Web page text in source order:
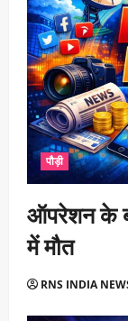
पौड़ी
ऑपरेशन के
में मौत
RNS INDIA